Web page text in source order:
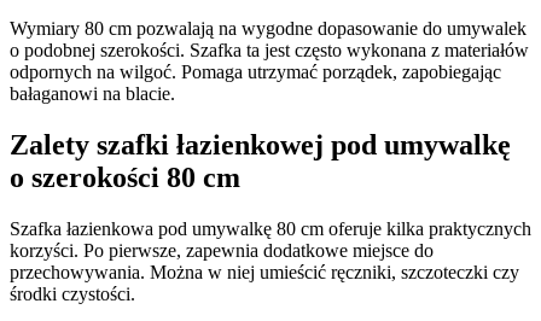
Wymiary 80 cm pozwalają na wygodne dopasowanie do umywalek
o podobnej szerokości. Szafka ta jest często wykonana z materiałów
odpornych na wilgoć. Pomaga utrzymać porządek, zapobiegając
bałaganowi na blacie.
Zalety szafki łazienkowej pod umywalkę
o szerokości 80 cm
Szafka łazienkowa pod umywalkę 80 cm oferuje kilka praktycznych
korzyści. Po pierwsze, zapewnia dodatkowe miejsce do
przechowywania. Można w niej umieścić ręczniki, szczoteczki czy
środki czystości.